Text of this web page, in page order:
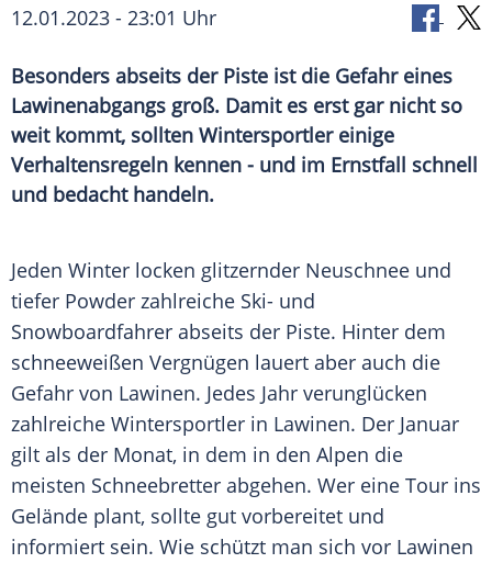
12.01.2023 - 23:01 Uhr
Besonders abseits der Piste ist die Gefahr eines
Lawinenabgangs groß. Damit es erst gar nicht so
weit kommt, sollten Wintersportler einige
Verhaltensregeln kennen - und im Ernstfall schnell
und bedacht handeln.
Jeden Winter locken glitzernder Neuschnee und
tiefer Powder zahlreiche Ski- und
Snowboardfahrer abseits der Piste. Hinter dem
schneeweißen Vergnügen lauert aber auch die
Gefahr von Lawinen. Jedes Jahr verunglücken
zahlreiche Wintersportler in Lawinen. Der Januar
gilt als der Monat, in dem in den Alpen die
meisten Schneebretter abgehen. Wer eine Tour ins
Gelände plant, sollte gut vorbereitet und
informiert sein. Wie schützt man sich vor Lawinen